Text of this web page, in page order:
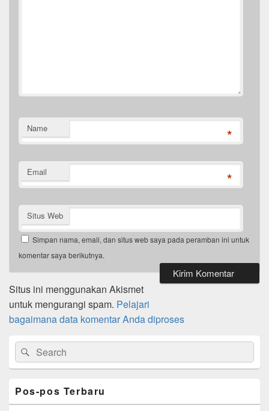
Name *
Email *
Situs Web
Simpan nama, email, dan situs web saya pada peramban ini untuk
komentar saya berikutnya.
Situs ini menggunakan Akismet
untuk mengurangi spam. Pelajari
bagaimana data komentar Anda diproses
Primary
Sidebar
Widget
Area
Search
for:
Search
Pos-pos Terbaru